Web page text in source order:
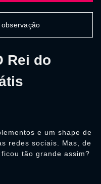
Rei do
e um shape de
redes sociais. Mas, de
tão grande assim?